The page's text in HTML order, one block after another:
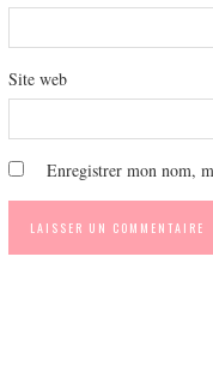
Site web
Enregistrer mon nom,